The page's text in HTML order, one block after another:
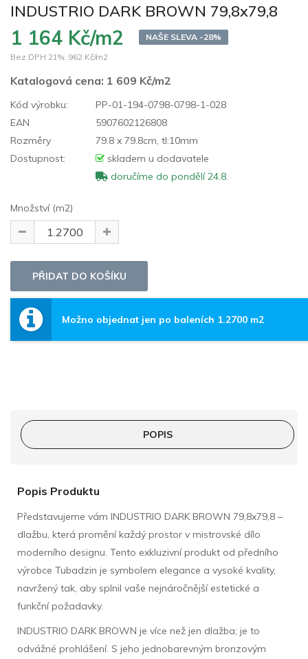
INDUSTRIO DARK BROWN 79,8x79,8
1 164 Kč/m2
NAŠE SLEVA -28%
Bez DPH 21%: 962 Kč/m2
Katalogová cena: 1 609 Kč/m2
Kód výrobku:
PP-01-194-0798-0798-1-028
EAN
5907602126808
Rozměry
79.8 x 79.8cm, tl:10mm
Dostupnost:
skladem u dodavatele
doručíme do pondělí 24.8.
Množství (m2)
Možno objednat jen po baleních 1.2700 m2
POPIS
Popis Produktu
Představujeme vám INDUSTRIO DARK BROWN 79,8x79,8 –
dlažbu, která promění každý prostor v mistrovské dílo
moderního designu. Tento exkluzivní produkt od předního
výrobce Tubadzin je symbolem elegance a vysoké kvality,
navržený tak, aby splnil vaše nejnáročnější estetické a
funkční požadavky.
INDUSTRIO DARK BROWN je více než jen dlažba; je to
odvážné prohlášení. S jeho jednobarevným bronzovým